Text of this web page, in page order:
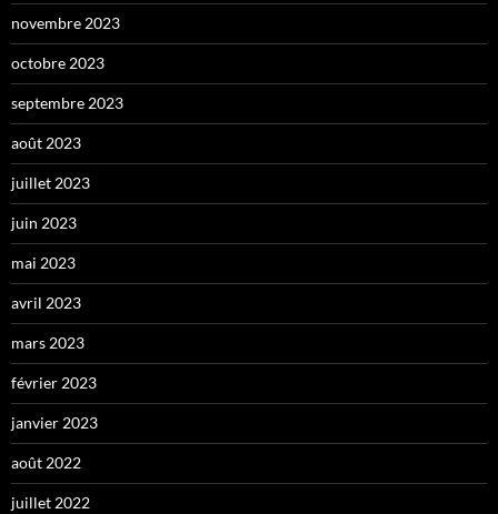
novembre 2023
octobre 2023
septembre 2023
août 2023
juillet 2023
juin 2023
mai 2023
avril 2023
mars 2023
février 2023
janvier 2023
août 2022
juillet 2022